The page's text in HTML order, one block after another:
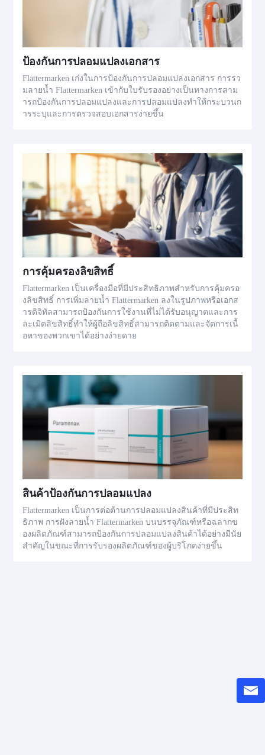
ป้องกันการปลอมแปลงเอกสาร
Flattermarken เก่งในการป้องกันการปลอมแปลงเอกสาร การรว
มลายน้ำ Flattermarken เข้ากับใบรับรองอย่างเป็นทางการสาม
ารถป้องกันการปลอมแปลงและการปลอมแปลงทำให้กระบวนก
ารระบุและการตรวจสอบเอกสารง่ายขึ้น
การคุ้มครองลิขสิทธิ์
Flattermarken เป็นเครื่องมือที่มีประสิทธิภาพสำหรับการคุ้มครอ
งลิขสิทธิ์ การเพิ่มลายน้ำ Flattermarken ลงในรูปภาพหรือเอกส
ารดิจิทัลสามารถป้องกันการใช้งานที่ไม่ได้รับอนุญาตและการ
ละเมิดลิขสิทธิ์ทำให้ผู้ถือลิขสิทธิ์สามารถติดตามและจัดการเนื้
อหาของพวกเขาได้อย่างง่ายดาย
สินค้าป้องกันการปลอมแปลง
Flattermarken เป็นการต่อต้านการปลอมแปลงสินค้าที่มีประสิท
ธิภาพ การฝังลายน้ำ Flattermarken บนบรรจุภัณฑ์หรือฉลากข
องผลิตภัณฑ์สามารถป้องกันการปลอมแปลงสินค้าได้อย่างมีนัย
สำคัญในขณะที่การรับรองผลิตภัณฑ์ของผู้บริโภคง่ายขึ้น